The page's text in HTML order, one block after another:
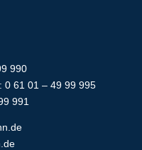
990
0 61 01 – 49 99 995
991